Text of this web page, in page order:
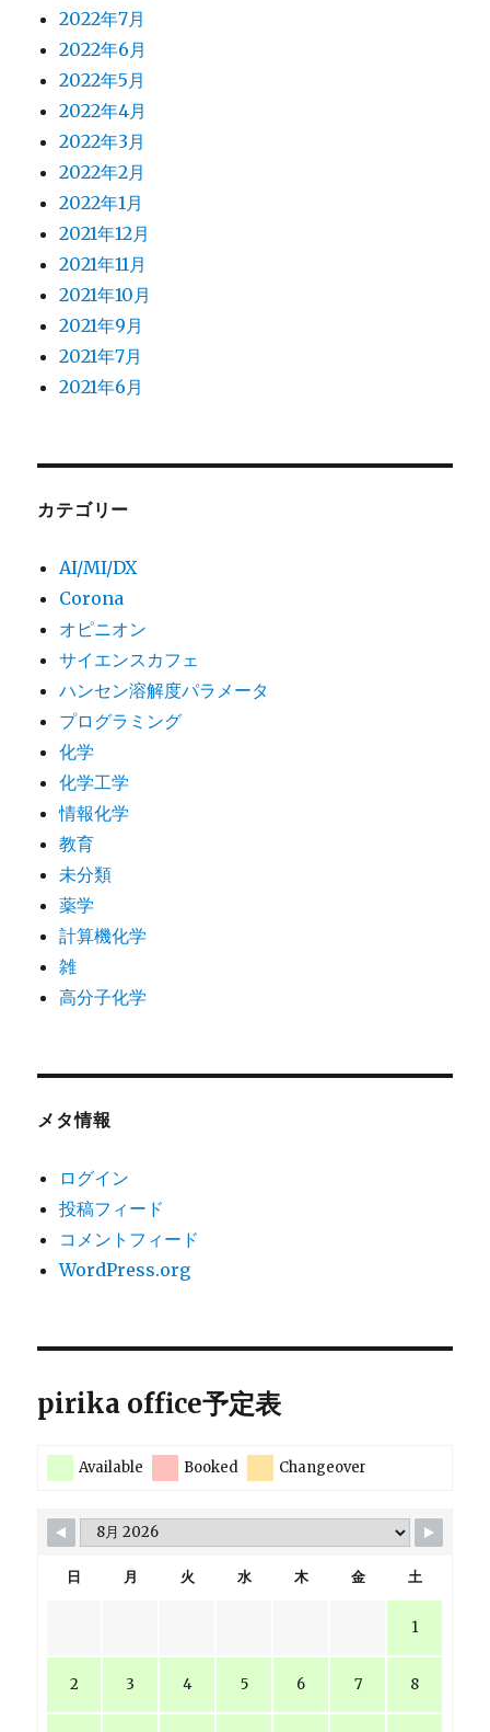
2022年7月
2022年6月
2022年5月
2022年4月
2022年3月
2022年2月
2022年1月
2021年12月
2021年11月
2021年10月
2021年9月
2021年7月
2021年6月
カテゴリー
AI/MI/DX
Corona
オピニオン
サイエンスカフェ
ハンセン溶解度パラメータ
プログラミング
化学
化学工学
情報化学
教育
未分類
薬学
計算機化学
雑
高分子化学
メタ情報
ログイン
投稿フィード
コメントフィード
WordPress.org
pirika office予定表
Available Booked Changeover
日 月 火 水 木 金 土
1
2 3 4 5 6 7 8